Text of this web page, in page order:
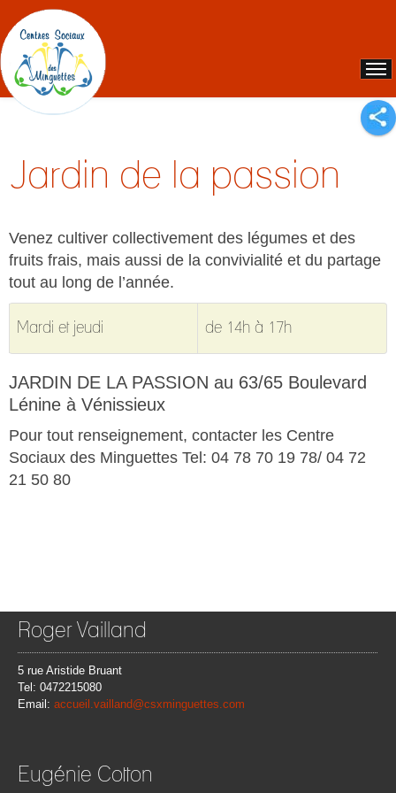
Jardin de la passion
Venez cultiver collectivement des légumes et des
fruits frais, mais aussi de la convivialité et du partage
tout au long de l’année.
Mardi et jeudi de 14h à 17h
JARDIN DE LA PASSION au 63/65 Boulevard
Lénine à Vénissieux
Pour tout renseignement, contacter les Centre
Sociaux des Minguettes Tel: 04 78 70 19 78/ 04 72
21 50 80
Roger Vailland
5 rue Aristide Bruant
Tel: 0472215080
Email: accueil.vailland@csxminguettes.com
Eugénie Cotton